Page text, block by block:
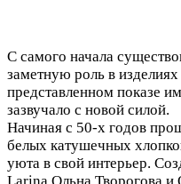
С самого начала
заметную роль в
представленном показе
зазвучало с новой силой.
Начиная с 50-х годов
белых катушечных
уюта в свой интерьер.